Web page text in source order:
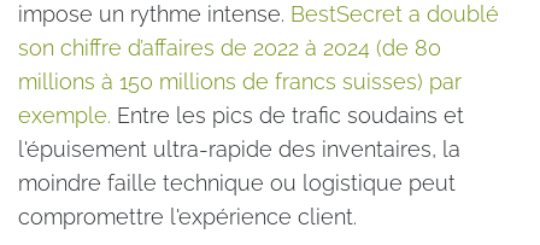
impose un rythme intense. BestSecret a doublé
son chiffre d’affaires de 2022 à 2024 (de 80
millions à 150 millions de francs suisses) par
exemple. Entre les pics de trafic soudains et
l'épuisement ultra-rapide des inventaires, la
moindre faille technique ou logistique peut
compromettre l'expérience client.